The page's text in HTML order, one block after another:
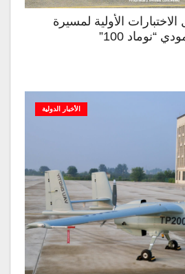
الأولية لمسيرة
“نوماد 100”
الأخبار الدولية